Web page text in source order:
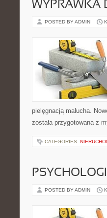
WYPRAWKA
POSTED BY ADMIN
pielęgnacją malucha.
została przygotowana z
CATEGORIES:
POSTED BY ADMIN